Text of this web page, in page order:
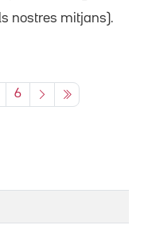
nostres mitjans).
6